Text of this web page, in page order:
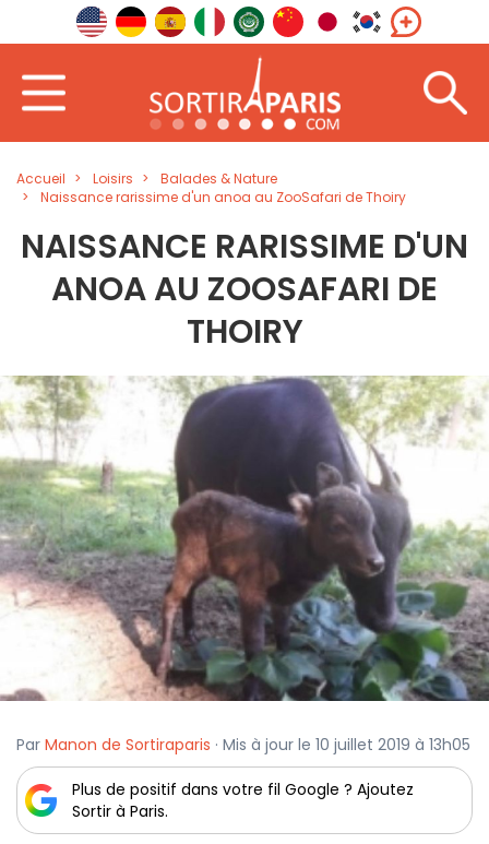
Accueil Loisirs
Balades & Nature
Naissance rarissime d'un anoa au ZooSafari de Thoiry
NAISSANCE RARISSIME D'UN
ANOA AU ZOOSAFARI DE
THOIRY
Par Manon de Sortiraparis · Mis à jour le 10 juillet 2019 à 13h05
Plus de positif dans votre fil Google ? Ajoutez
Sortir à Paris.